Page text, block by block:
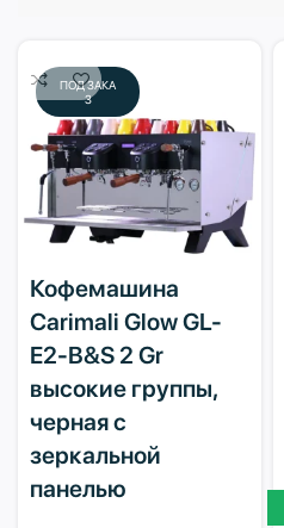
ПОД ЗАКА
З
Кофемашина
Carimali Glow GL-
E2-B&S 2 Gr
высокие группы,
черная с
зеркальной
панелью